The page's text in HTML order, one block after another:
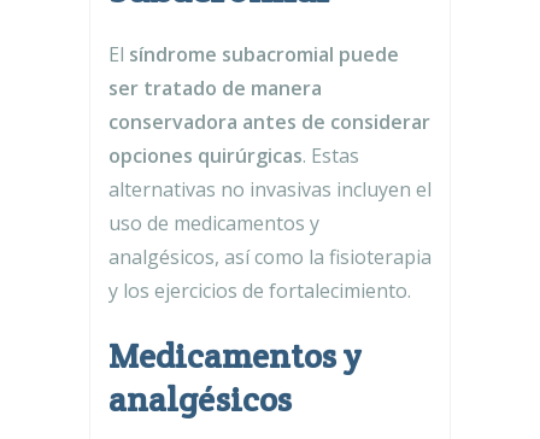
El síndrome subacromial puede
ser tratado de manera
conservadora antes de considerar
opciones quirúrgicas. Estas
alternativas no invasivas incluyen el
uso de medicamentos y
analgésicos, así como la fisioterapia
y los ejercicios de fortalecimiento.
Medicamentos y
analgésicos